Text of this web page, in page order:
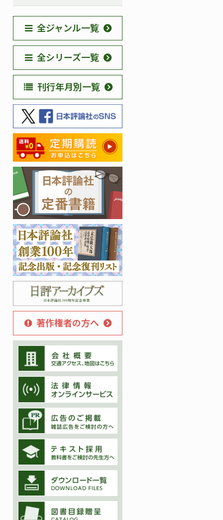
全ジャンル一覧
全シリーズ一覧
刊行年月別一覧
著作権者の方へ